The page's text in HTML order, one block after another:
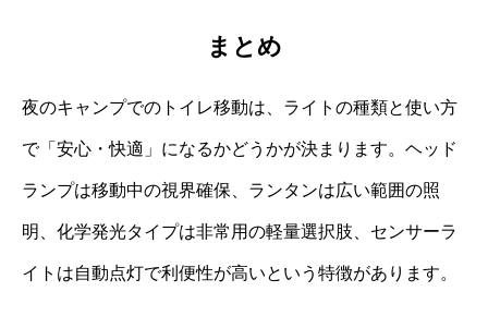
まとめ
夜のキャンプでのトイレ移動は、ライトの種類と使い方
で「安心・快適」になるかどうかが決まります。ヘッド
ランプは移動中の視界確保、ランタンは広い範囲の照
明、化学発光タイプは非常用の軽量選択肢、センサーラ
イトは自動点灯で利便性が高いという特徴があります。